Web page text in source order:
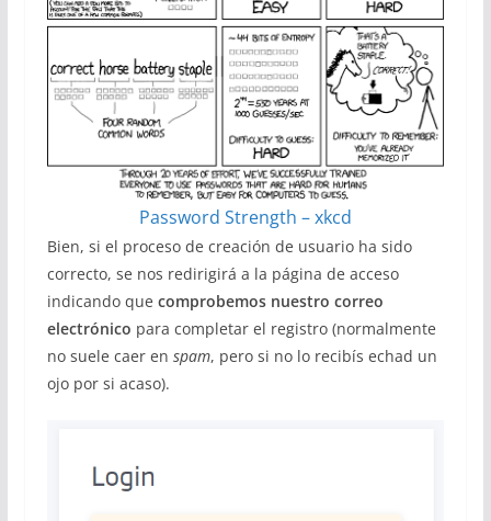
Password Strength – xkcd
Bien, si el proceso de creación de usuario ha sido
correcto, se nos redirigirá a la página de acceso
indicando que comprobemos nuestro correo
electrónico para completar el registro (normalmente
no suele caer en spam, pero si no lo recibís echad un
ojo por si acaso).